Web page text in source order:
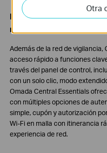
Redes fáciles de usar
nube gratuita
Además de la red de
acceso rápido a funciones
través del panel de control,
con un solo clic, modo
Omada Central Essentials
con múltiples opciones de
simple, cupón y autorización
Wi-Fi en malla con itinerancia
experiencia de red.
Otra